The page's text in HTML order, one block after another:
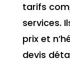
tarifs
services.
prix et
devis